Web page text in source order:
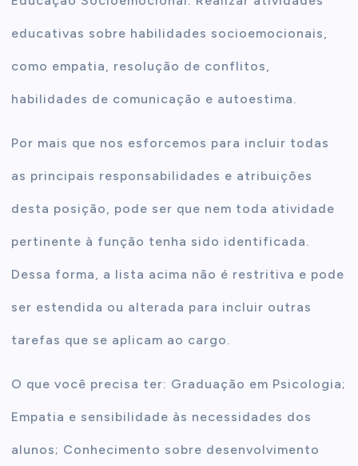
educativas sobre habilidades socioemocionais,
como empatia, resolução de conflitos,
habilidades de comunicação e autoestima.
Por mais que nos esforcemos para incluir todas
as principais responsabilidades e atribuições
desta posição, pode ser que nem toda atividade
pertinente à função tenha sido identificada.
Dessa forma, a lista acima não é restritiva e pode
ser estendida ou alterada para incluir outras
tarefas que se aplicam ao cargo.
O que você precisa ter: Graduação em Psicologia;
Empatia e sensibilidade às necessidades dos
alunos; Conhecimento sobre desenvolvimento